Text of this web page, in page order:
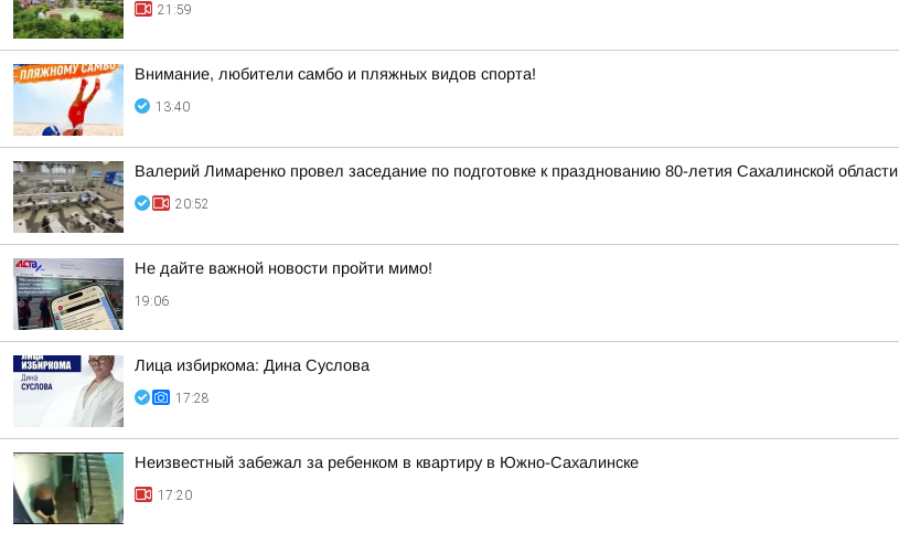
21:59
Внимание, любители самбо и пляжных видов спорта!
13:40
Валерий Лимаренко провел заседание по подготовке к празднованию 80-летия Сахалинской области
20:52
Не дайте важной новости пройти мимо!
19:06
Лица избиркома: Дина Суслова
17:28
Неизвестный забежал за ребенком в квартиру в Южно-Сахалинске
17:20